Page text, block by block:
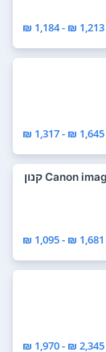
1,213 ₪ - 1,184 ₪
1,645 ₪ - 1,317 ₪
1,681 ₪ - 1,095 ₪
2,345 ₪ - 1,970 ₪